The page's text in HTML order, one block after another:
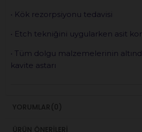
• Kök rezorpsiyonu tedavisi
• Etch tekniğini uygularken asit
• Tüm dolgu malzemelerinin
kavite astarı
YORUMLAR (0)
ÜRÜN ÖNERILERI